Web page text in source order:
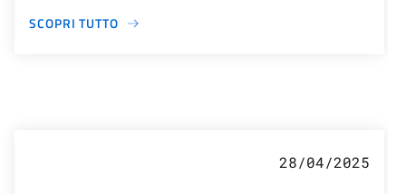
SCOPRI TUTTO
28/04/2025